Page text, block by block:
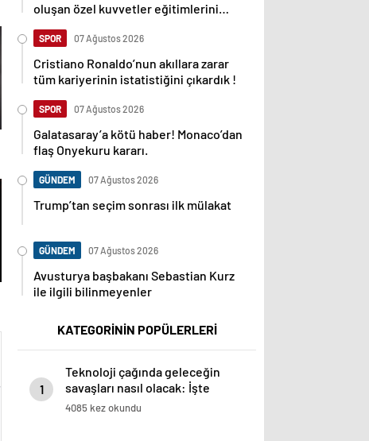
oluşan özel kuvvetler eğitimlerini
SPOR 07 Ağustos 2026
Cristiano Ronaldo’nun akıllara zarar
tüm kariyerinin istatistiğini çıkardık !
SPOR 07 Ağustos 2026
Galatasaray’a kötü haber! Monaco’dan
flaş Onyekuru kararı.
GÜNDEM 07 Ağustos 2026
Trump’tan seçim sonrası ilk mülakat
GÜNDEM 07 Ağustos 2026
Avusturya başbakanı Sebastian Kurz
ile ilgili bilinmeyenler
KATEGORİNİN POPÜLERLERİ
1
Teknoloji çağında geleceğin
savaşları nasıl olacak: İşte
kullanılacak teknolojiler
4085 kez okundu